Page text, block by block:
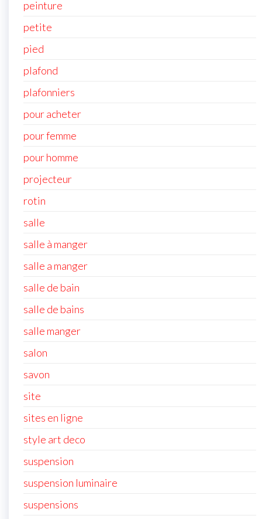
peinture
petite
pied
plafond
plafonniers
pour acheter
pour femme
pour homme
projecteur
rotin
salle
salle à manger
salle a manger
salle de bain
salle de bains
salle manger
salon
savon
site
sites en ligne
style art deco
suspension
suspension luminaire
suspensions